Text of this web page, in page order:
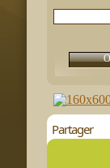
Partager